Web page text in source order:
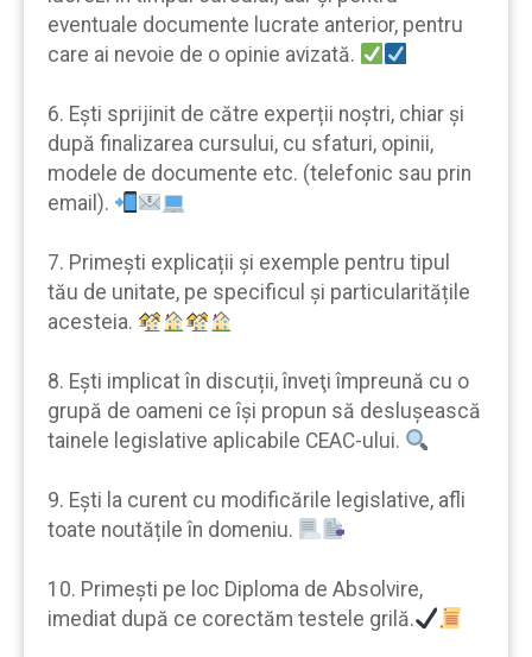
eventuale documente lucrate anterior, pentru
care ai nevoie de o opinie avizată.
6. Eşti sprijinit de către experții noştri, chiar şi
după finalizarea cursului, cu sfaturi, opinii,
modele de documente etc. (telefonic sau prin
email).
7. Primeşti explicații şi exemple pentru tipul
tău de unitate, pe specificul şi particularitățile
acesteia.
8. Eşti implicat în discuții, înveţi împreună cu o
grupă de oameni ce îşi propun să desluşească
tainele legislative aplicabile CEAC-ului.
9. Eşti la curent cu modificările legislative, afli
toate noutățile în domeniu.
10. Primeşti pe loc Diploma de Absolvire,
imediat după ce corectăm testele grilă.